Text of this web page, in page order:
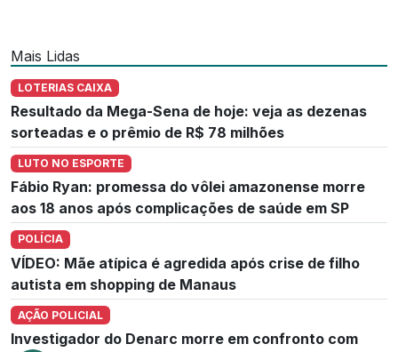
Mais Lidas
LOTERIAS CAIXA
Resultado da Mega-Sena de hoje: veja as dezenas
sorteadas e o prêmio de R$ 78 milhões
LUTO NO ESPORTE
Fábio Ryan: promessa do vôlei amazonense morre
aos 18 anos após complicações de saúde em SP
POLÍCIA
VÍDEO: Mãe atípica é agredida após crise de filho
autista em shopping de Manaus
AÇÃO POLICIAL
Investigador do Denarc morre em confronto com